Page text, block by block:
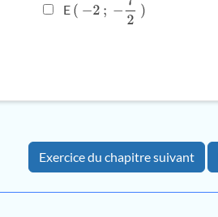
E (−2;− 7 2)
Exercice du chapitre suivant